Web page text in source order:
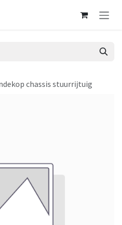
chassis stuurrijtuig